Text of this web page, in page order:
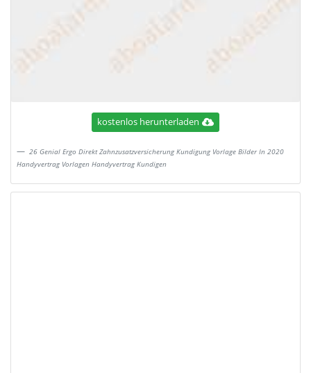
kostenlos herunterladen
26 Genial Ergo Direkt Zahnzusatzversicherung Kundigung Vorlage Bilder In 2020
Handyvertrag Vorlagen Handyvertrag Kundigen